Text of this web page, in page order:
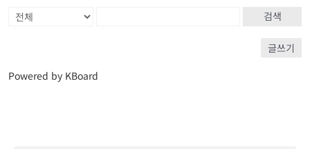
검색
글쓰기
Powered by KBoard